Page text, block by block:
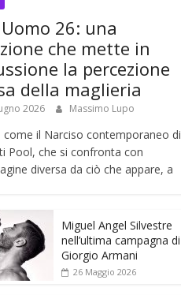
26: una
che mette in
la percezione
della maglieria
2026 Massimo Lupo
come il Narciso contemporaneo di
Pool, che si confronta con
diversa da ciò che appare, a
Miguel Angel Silvestre
nell’ultima campagna di
Giorgio Armani
26 Maggio 2026